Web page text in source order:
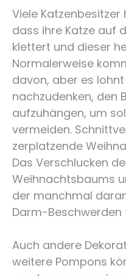
Viele
dass ihre Katze auf
klettert und dieser
Normalerweise
davon, aber es
nachzudenken, den
aufzuhängen, um
vermeiden.
zerplatzende
Das Verschlucken
Weihnachtsbaums
der manchmal
Darm-Beschwerden
Auch andere
weitere Pompons